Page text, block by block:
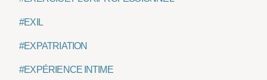
#EXIL
#EXPATRIATION
#EXPÉRIENCE INTIME